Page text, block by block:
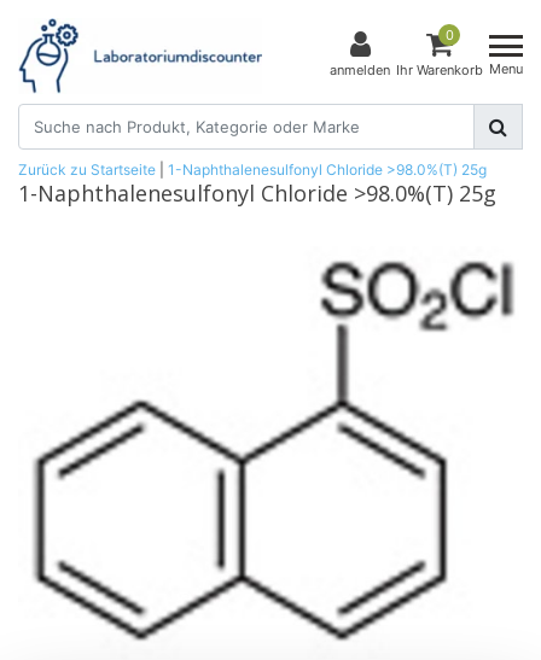
anmelden
0
Ihr Warenkorb Menu
Zurück zu Startseite 1-Naphthalenesulfonyl Chloride >98.0%(T) 25g
1-Naphthalenesulfonyl Chloride >98.0%(T) 25g